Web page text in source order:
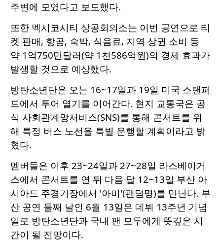
주변에 모였다고 보도했다.
또한 멕시코시티 상공회의소는 이번 공연으로 티
켓 판매, 항공, 숙박, 식음료, 지역 상권 소비 등
약 1억750만달러(약 1천586억원)의 경제 효과가
발생할 것으로 예상했다.
방탄소년단은 오는 16~17일과 19일 미국 스탠퍼
드에서 투어 열기를 이어간다. 현지 교통국은 공
식 사회관계망서비스(SNS)를 통해 콘서트를 위
해 특정 버스 노선을 특별 운행할 계획이라고 밝
혔다.
멤버들은 이후 23~24일과 27~28일 라스베이거
스에서 콘서트를 연 뒤 다음 달 12~13일 부산 아
시아드 주경기장에서 '아미'(팬덤명)를 만난다. 부
산 공연 둘째 날인 6월 13일은 데뷔 13주년 기념
일로 방탄소년단과 국내 팬 모두에게 뜻깊은 시
간이 될 전망이다.